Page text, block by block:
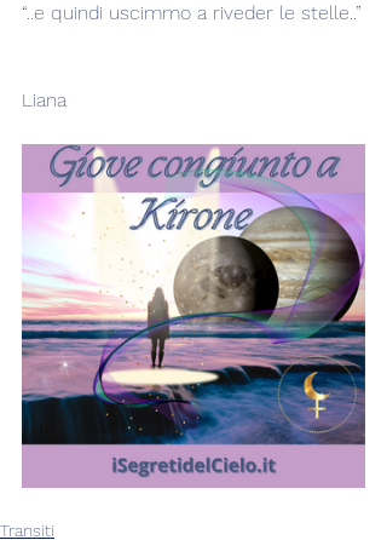
“..e quindi uscimmo a riveder le stelle..”
Liana
Transiti